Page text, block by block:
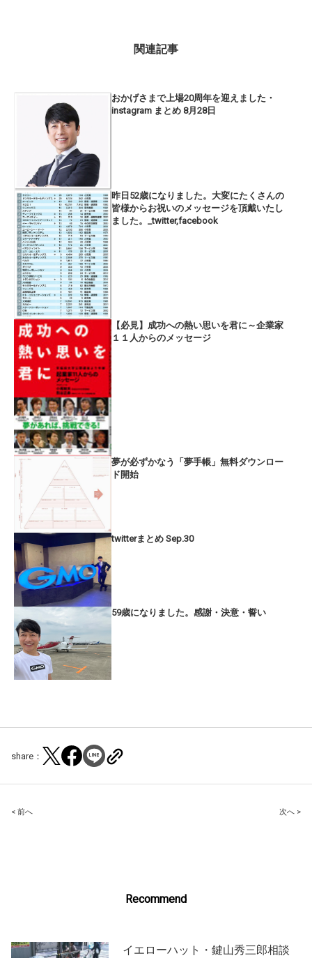
関連記事
おかげさまで上場20周年を迎えました・
instagram まとめ 8月28日
昨日52歳になりました。大変にたくさんの
皆様からお祝いのメッセージを頂戴いたし
ました。_twitter,facebook
【必見】成功への熱い思いを君に～企業家
１１人からのメッセージ
夢が必ずかなう「夢手帳」無料ダウンロー
ド開始
twitterまとめ Sep.30
59歳になりました。感謝・決意・誓い
share：
Post
< 前へ 次へ >
Recommend
イエローハット・鍵山秀三郎相談